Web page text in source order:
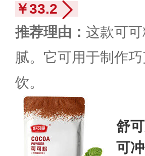
￥33.2
推荐理由： 这款可
腻。它可用于制作
饮。
舒可
可